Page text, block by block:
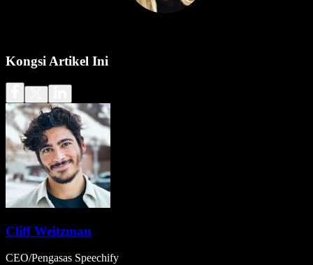
Kongsi Artikel Ini
Cliff Weitzman
CEO/Pengasas Speechify